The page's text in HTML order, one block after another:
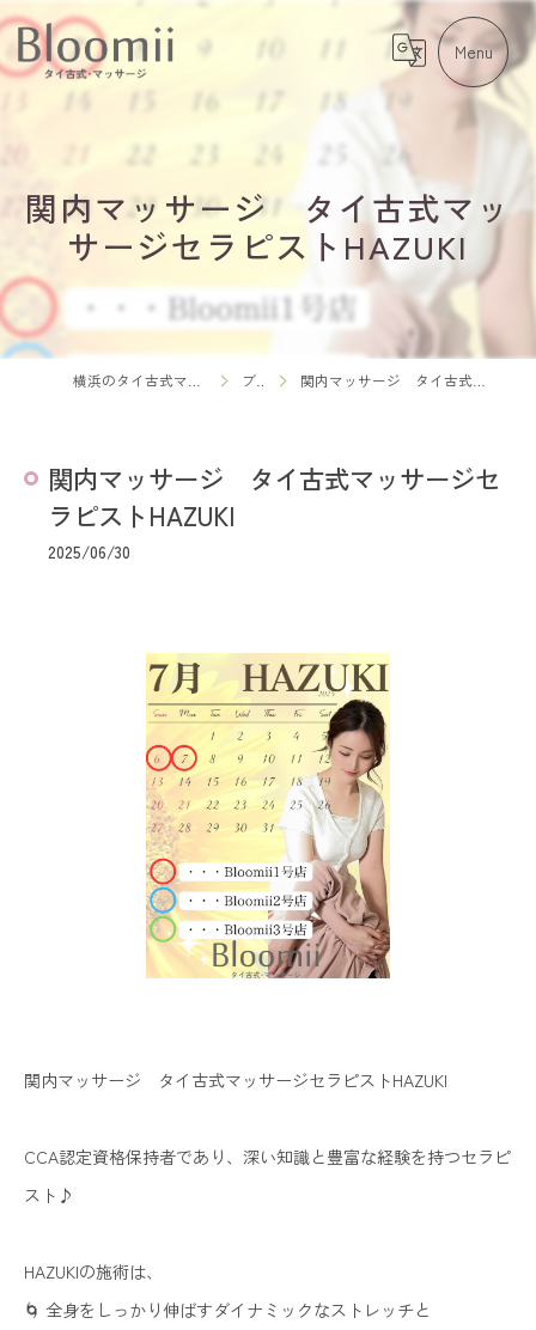
関内マッサージ タイ古式マッ
サージセラピストHAZUKI
ブログ 関内マッサージ タイ古式マッサージセラピストHAZUKI
関内マッサージ タイ古式マッサージセ
ラピストHAZUKI
2025/06/30
関内マッサージ タイ古式マッサージセラピストHAZUKI
CCA認定資格保持者であり、深い知識と豊富な経験を持つセラピ
スト♪
HAZUKIの施術は、
🌀 全身をしっかり伸ばすダイナミックなストレッチと